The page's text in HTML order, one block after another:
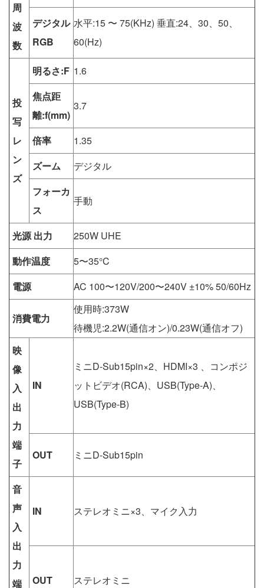
周
波
数
デジタル
RGB
水平:15 〜 75(KHz) 垂直:24、30、50、
60(Hz)
投
写
レ
ン
ズ
明るさ:F 1.6
焦点距
離:f(mm)
3.7
倍率
1.35
ズーム
デジタル
フォーカ
ス
手動
光源 出力
250W UHE
動作温度
5〜35°C
電源
AC 100〜120V/200〜240V ±10% 50/60Hz
消費電力
使用時:373W
待機児:2.2W(通信オン)/0.23W(通信オフ)
映
像
入
出
力
端
子
IN
ミニD-Sub15pin×2、HDMI×3 、コンポジ
ットビデオ(RCA)、USB(Type-A)、
USB(Type-B)
OUT ミニD-Sub15pin
音
声
入
出
力
端
IN ステレオミニ×3、マイク入力
OUT ステレオミニ